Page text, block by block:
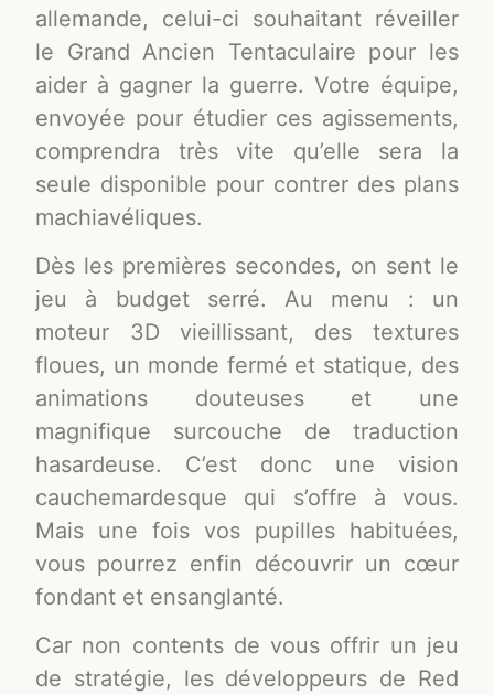
allemande, celui-ci souhaitant réveiller
le Grand Ancien Tentaculaire pour les
aider à gagner la guerre. Votre équipe,
envoyée pour étudier ces agissements,
comprendra très vite qu’elle sera la
seule disponible pour contrer des plans
machiavéliques.
Dès les premières secondes, on sent le
jeu à budget serré. Au menu : un
moteur 3D vieillissant, des textures
floues, un monde fermé et statique, des
animations douteuses et une
magnifique surcouche de traduction
hasardeuse. C’est donc une vision
cauchemardesque qui s’offre à vous.
Mais une fois vos pupilles habituées,
vous pourrez enfin découvrir un cœur
fondant et ensanglanté.
Car non contents de vous offrir un jeu
de stratégie, les développeurs de Red